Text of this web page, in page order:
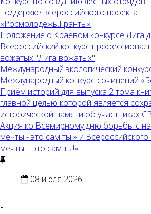
поддержке всероссийского проекта
«Росмолодежь.Гранты»
Положение о Краевом конкурсе Лига
Всероссийский конкурс
вожатых "Лига вожатых"
Международный экологический
Международный конкурс сочинений
Приём историй для выпуска 2 тома
главной целью которой является
исторической памяти об участниках
Акция ко Всемирному дню борьбы с
мечты - это сам ты!» и Всероссийского
мечты – это сам ты!»
08 июля 2026
.